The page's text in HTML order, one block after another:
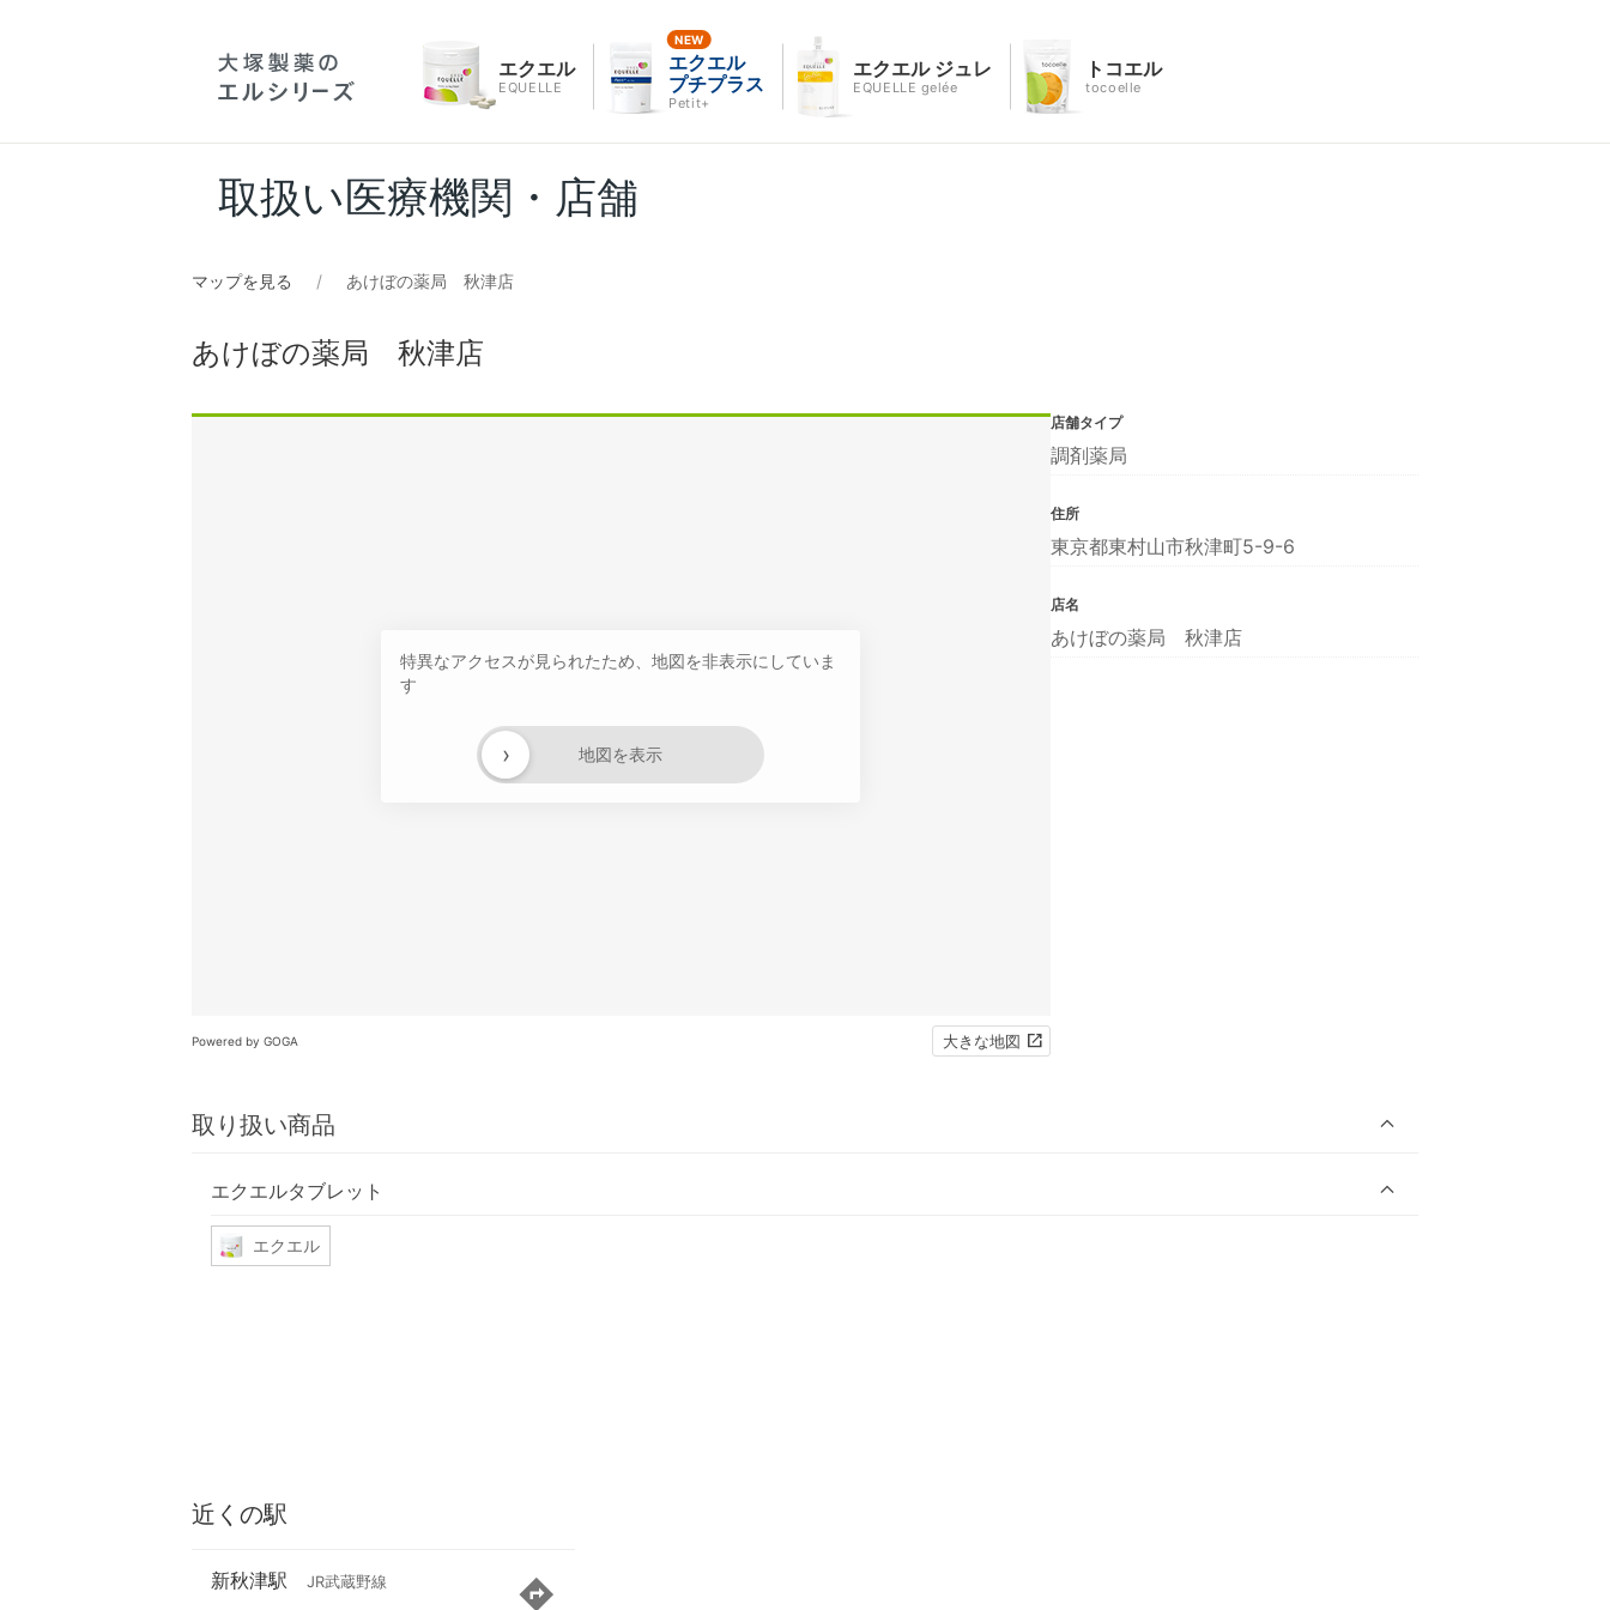
エクエル
EQUELLE
エクエル
プチプラス
Petit+
エクエル ジュレ
EQUELLE gelée
トコエル
tocoelle
取扱い医療機関・店舗
マップを見る あけぼの薬局 秋津店
あけぼの薬局 秋津店
特異なアクセスが見られたため、地図を非表示にしていま
す
地図を表示
›
Powered by GOGA 大きな地図
取り扱い商品
エクエルタブレット
エクエル
店舗タイプ
調剤薬局
住所
東京都東村山市秋津町5-9-6
店名
あけぼの薬局 秋津店
近くの駅
新秋津駅 JR武蔵野線